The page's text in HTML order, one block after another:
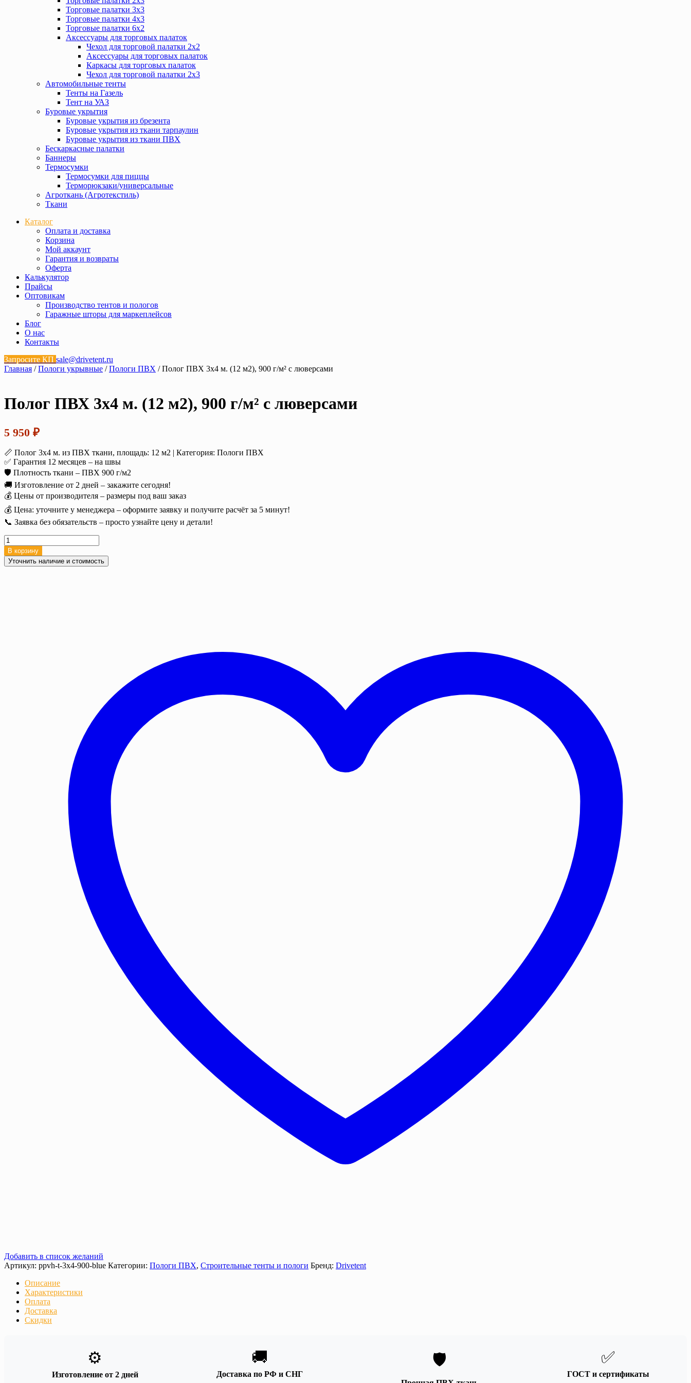
Торговые палатки 3х3
Торговые палатки 4х3
Торговые палатки 6х2
Аксессуары для торговых палаток
Чехол для торговой палатки 2х2
Аксессуары для торговых палаток
Каркасы для торговых палаток
Чехол для торговой палатки 2х3
Автомобильные тенты
Тенты на Газель
Тент на УАЗ
Буровые укрытия
Буровые укрытия из брезента
Буровые укрытия из ткани тарпаулин
Буровые укрытия из ткани ПВХ
Бескаркасные палатки
Баннеры
Термосумки
Термосумки для пиццы
Терморюкзаки/универсальные
Агроткань (Агротекстиль)
Ткани
Каталог
Оплата и доставка
Корзина
Мой аккаунт
Гарантия и возвраты
Оферта
Калькулятор
Прайсы
Оптовикам
Производство тентов и пологов
Гаражные шторы для маркеплейсов
Блог
О нас
Контакты
Запросите КП sale@drivetent.ru
Главная /Пологи укрывные /Пологи ПВХ / Полог ПВХ 3х4 м. (12 м2), 900 г/м² с люверсами
Полог ПВХ 3х4 м. (12 м2), 900 г/м² с люверсами
5 950 ₽
📏 Полог 3х4 м. из ПВХ ткани, площадь: 12 м2 | Категория: Пологи ПВХ
✅ Гарантия 12 месяцев – на швы
🛡️ Плотность ткани – ПВХ 900 г/м2
🚚 Изготовление от 2 дней – закажите сегодня!
💰 Цены от производителя – размеры под ваш заказ
💰 Цена: уточните у менеджера – оформите заявку и получите расчёт за 5 минут!
📞 Заявка без обязательств – просто узнайте цену и детали!
Количество
товара
Полог
ПВХ
В корзину
Уточнить наличие и стоимость
Добавить в список желаний
Артикул: ppvh-t-3х4-900-blue Категории: Пологи ПВХ, Строительные тенты и пологи Бренд: Drivetent
Описание
Характеристики
Оплата
Доставка
Скидки
⚙️
Изготовление от 2 дней
🚚
Доставка по РФ и СНГ
🛡️ ✅
ГОСТ и сертификаты